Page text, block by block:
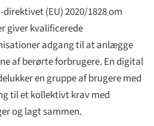
(EU) 2020/1828 om
giver kvalificerede
adgang til at anlægge
af berørte forbrugere. En digital
en gruppe af brugere med
til et kollektivt krav med
og lagt sammen.